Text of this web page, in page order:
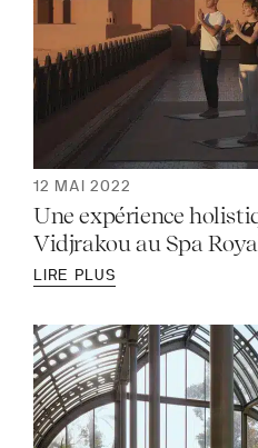
12 MAI 2022
Une expérience
Vidjrakou au Spa
LIRE PLUS